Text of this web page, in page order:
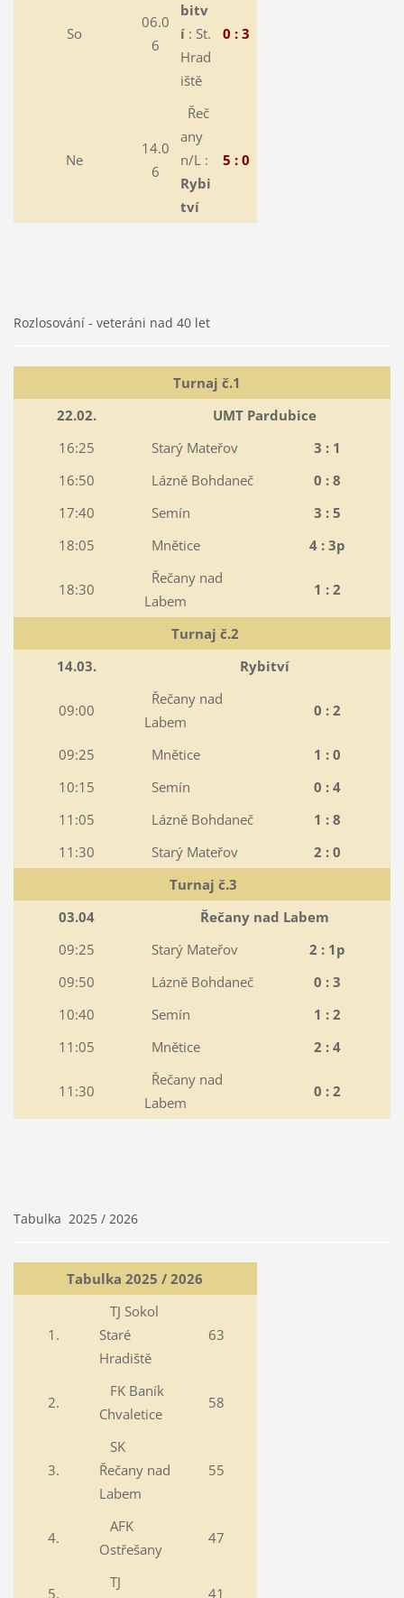
So
06.0
6
bitv
í: St.
Hrad
iště
0 : 3
Ne
14.0
6
Řeč
any
n/L :
Rybi
tví
5 : 0
Rozlosování - veteráni nad 40 let
Turnaj č.1
22.02.
UMT Pardubice
16:25
Starý Mateřov
3 : 1
16:50
Lázně Bohdaneč
0 : 8
17:40
Semín
3 : 5
18:05
Mnětice 4 : 3p
18:30
Řečany nad
Labem
1 : 2
Turnaj č.2
14.03.
Rybitví
09:00
Řečany nad
Labem
0 : 2
09:25 Mnětice
1 : 0
10:15
Semín
0 : 4
11:05
Lázně Bohdaneč
1 : 8
11:30
Starý Mateřov
2 : 0
Turnaj č.3
03.04
Řečany nad Labem
09:25
Starý Mateřov
2 : 1p
09:50
Lázně Bohdaneč
0 : 3
10:40
Semín
1 : 2
11:05
Mnětice 2 : 4
11:30
Řečany nad
Labem
0 : 2
Tabulka 2025 / 2026
Tabulka 2025 / 2026
1.
TJ Sokol
Staré
Hradiště
63
2.
FK Baník
Chvaletice
58
3.
SK
Řečany nad
Labem
55
4.
AFK
Ostřešany
47
5.
TJ
41